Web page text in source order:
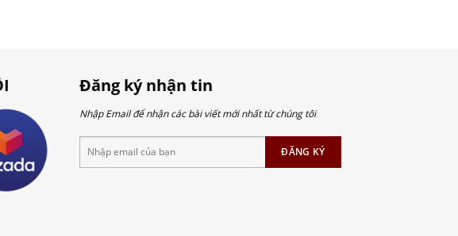
Đăng ký nhận tin
Nhập Email để nhận các bài viết mới nhất từ chúng tôi